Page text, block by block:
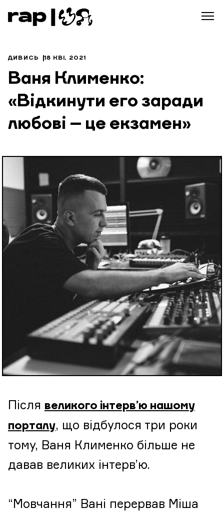
ДИВИСЬ 18 КВІ, 2021
Ваня Клименко:
«Відкинути его заради
любові – це екзамен»
Після великого інтерв’ю нашому
порталу, що відбулося три роки
тому, Ваня Клименко більше не
давав великих інтерв’ю.
“Мовчання” Вані перервав Міша